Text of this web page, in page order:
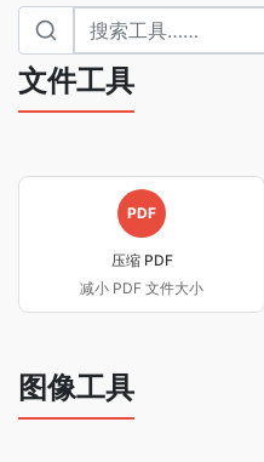
文件工具
PDF
压缩 PDF
减小 PDF 文件大小
图像工具